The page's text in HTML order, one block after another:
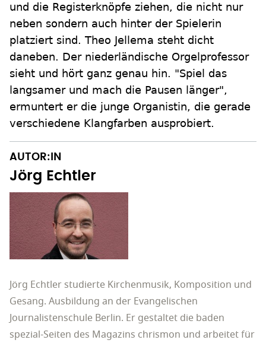
und die Registerknöpfe ziehen, die nicht nur
neben sondern auch hinter der Spielerin
platziert sind. Theo Jellema steht dicht
daneben. Der niederländische Orgelprofessor
sieht und hört ganz genau hin. "Spiel das
langsamer und mach die Pausen länger",
ermuntert er die junge Organistin, die gerade
verschiedene Klangfarben ausprobiert.
AUTOR:IN
Jörg Echtler
Jörg Echtler studierte Kirchenmusik, Komposition und
Gesang. Ausbildung an der Evangelischen
Journalistenschule Berlin. Er gestaltet die baden
spezial-Seiten des Magazins chrismon und arbeitet für